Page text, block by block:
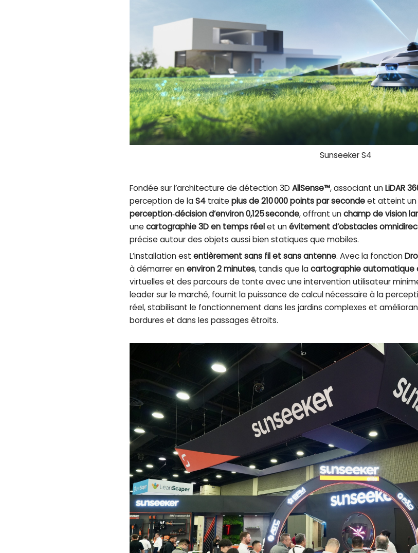
Sunseeker S4
Fondée sur l’architecture de détection 3D AllSense™, associant unLiDAR
perception de laS4 traiteplus de 210 000 points par secondeet atteint un
perception‑décision d’environ 0,125 seconde, offrant unchamp de vision
unecartographie 3D en temps réelet unévitement d’obstacles
précise autour des objets aussi bien statiques que mobiles.
L’installation est entièrement sans fil et sans antenne. Avec la fonction
à démarrer enenviron 2 minutes, tandis que lacartographie automatique
virtuelles et des parcours de tonte avec une intervention utilisateur
leader sur le marché, fournit la puissance de calcul nécessaire à la
réel, stabilisant le fonctionnement dans les jardins complexes et
bordures et dans les passages étroits.